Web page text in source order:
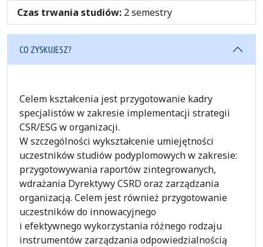
Czas trwania studiów: 2 semestry
CO ZYSKUJESZ?
Celem kształcenia jest przygotowanie kadry
specjalistów w zakresie implementacji strategii
CSR/ESG w organizacji.
W szczególności wykształcenie umiejętności
uczestników studiów podyplomowych w zakresie:
przygotowywania raportów zintegrowanych,
wdrażania Dyrektywy CSRD oraz zarządzania
organizacją. Celem jest również przygotowanie
uczestników do innowacyjnego
i efektywnego wykorzystania różnego rodzaju
instrumentów zarządzania odpowiedzialnością